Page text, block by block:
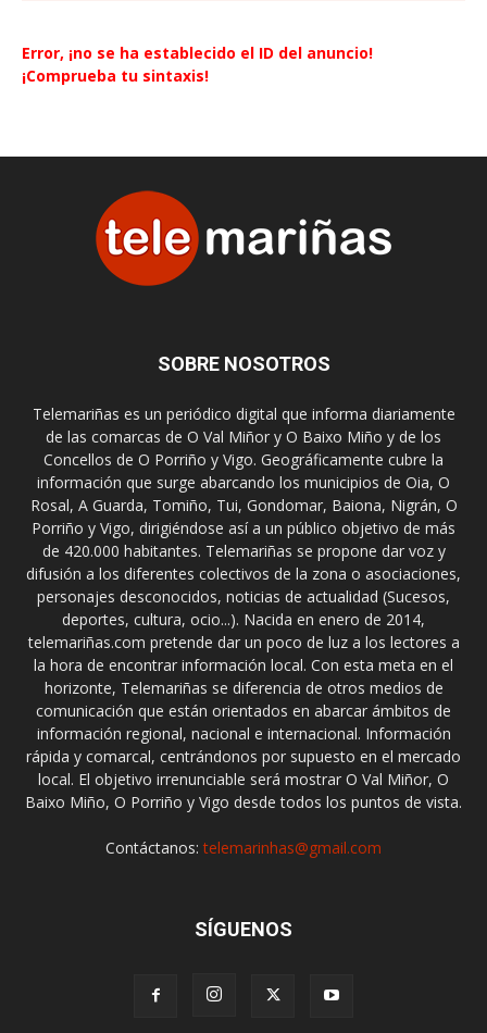
Error, ¡no se ha establecido el ID del anuncio!
¡Comprueba tu sintaxis!
SOBRE NOSOTROS
Telemariñas es un periódico digital que informa diariamente
de las comarcas de O Val Miñor y O Baixo Miño y de los
Concellos de O Porriño y Vigo. Geográficamente cubre la
información que surge abarcando los municipios de Oia, O
Rosal, A Guarda, Tomiño, Tui, Gondomar, Baiona, Nigrán, O
Porriño y Vigo, dirigiéndose así a un público objetivo de más
de 420.000 habitantes. Telemariñas se propone dar voz y
difusión a los diferentes colectivos de la zona o asociaciones,
personajes desconocidos, noticias de actualidad (Sucesos,
deportes, cultura, ocio...). Nacida en enero de 2014,
telemariñas.com pretende dar un poco de luz a los lectores a
la hora de encontrar información local. Con esta meta en el
horizonte, Telemariñas se diferencia de otros medios de
comunicación que están orientados en abarcar ámbitos de
información regional, nacional e internacional. Información
rápida y comarcal, centrándonos por supuesto en el mercado
local. El objetivo irrenunciable será mostrar O Val Miñor, O
Baixo Miño, O Porriño y Vigo desde todos los puntos de vista.
Contáctanos:telemarinhas@gmail.com
SÍGUENOS